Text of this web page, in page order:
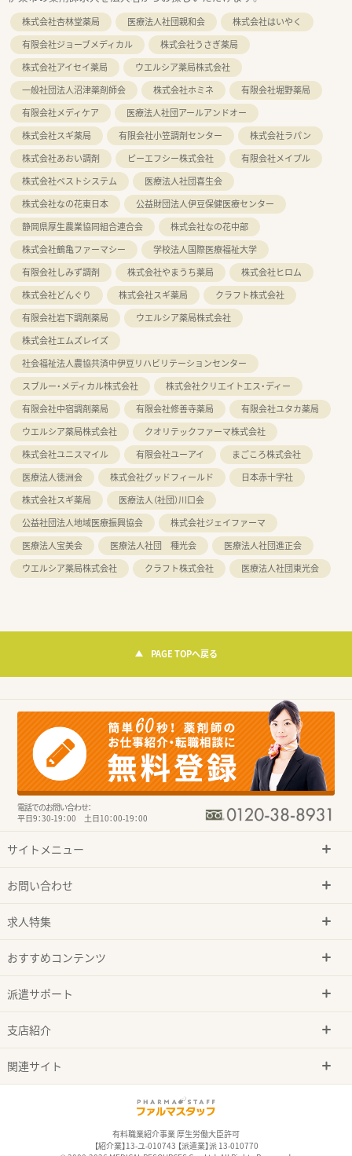
株式会社杏林堂薬局 医療法人社団親和会
株式会社はいやく
有限会社ジョーブメディカル
株式会社うさぎ薬局
株式会社アイセイ薬局
ウエルシア薬局株式会社
一般社団法人沼津薬剤師会
株式会社ホミネ
有限会社堀野薬局
有限会社メディケア
医療法人社団アールアンドオー
株式会社スギ薬局
有限会社小笠調剤センター
株式会社ラパン
株式会社あおい調剤
ピーエフシー株式会社
有限会社メイプル
株式会社ベストシステム
医療法人社団喜生会
株式会社なの花東日本
公益財団法人伊豆保健医療センター
静岡県厚生農業協同組合連合会
株式会社なの花中部
株式会社鶴亀ファーマシー
学校法人国際医療福祉大学
有限会社しみず調剤
株式会社やまうち薬局
株式会社ヒロム
株式会社どんぐり
株式会社スギ薬局
クラフト株式会社
有限会社岩下調剤薬局
ウエルシア薬局株式会社
株式会社エムズレイズ
社会福祉法人農協共済中伊豆リハビリテーションセンター
スブルー・メディカル株式会社
株式会社クリエイトエス・ディー
有限会社中宿調剤薬局
有限会社修善寺薬局
有限会社ユタカ薬局
ウエルシア薬局株式会社
クオリテックファーマ株式会社
株式会社ユニスマイル
有限会社ユーアイ
まごころ株式会社
医療法人徳洲会
株式会社グッドフィールド
日本赤十字社
株式会社スギ薬局
医療法人（社団）川口会
公益社団法人地域医療振興協会
株式会社ジェイファーマ
医療法人宝美会
医療法人社団 種光会
医療法人社団進正会
ウエルシア薬局株式会社
クラフト株式会社 医療法人社団東光会
PAGE TOPへ戻る
電話でのお問い合わせ：
平日9：30-19：00 土日10：00-19：00
サイトメニュー
お問い合わせ
求人特集
おすすめコンテンツ
派遣サポート
支店紹介
関連サイト
有料職業紹介事業 厚生労働大臣許可
【紹介業】13-ユ-010743 【派遣業】派 13-010770